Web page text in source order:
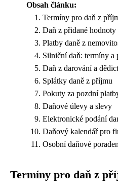
Obsah článku:
Termíny pro daň z
Daň z přidané
Platby daně z
Silniční daň: termíny a
Daň z darování a
Splátky daně z příjmu
Pokuty za pozdní
Daňové úlevy a slevy
Elektronické podání
Daňový kalendář pro
Osobní daňové
Termíny pro daň z